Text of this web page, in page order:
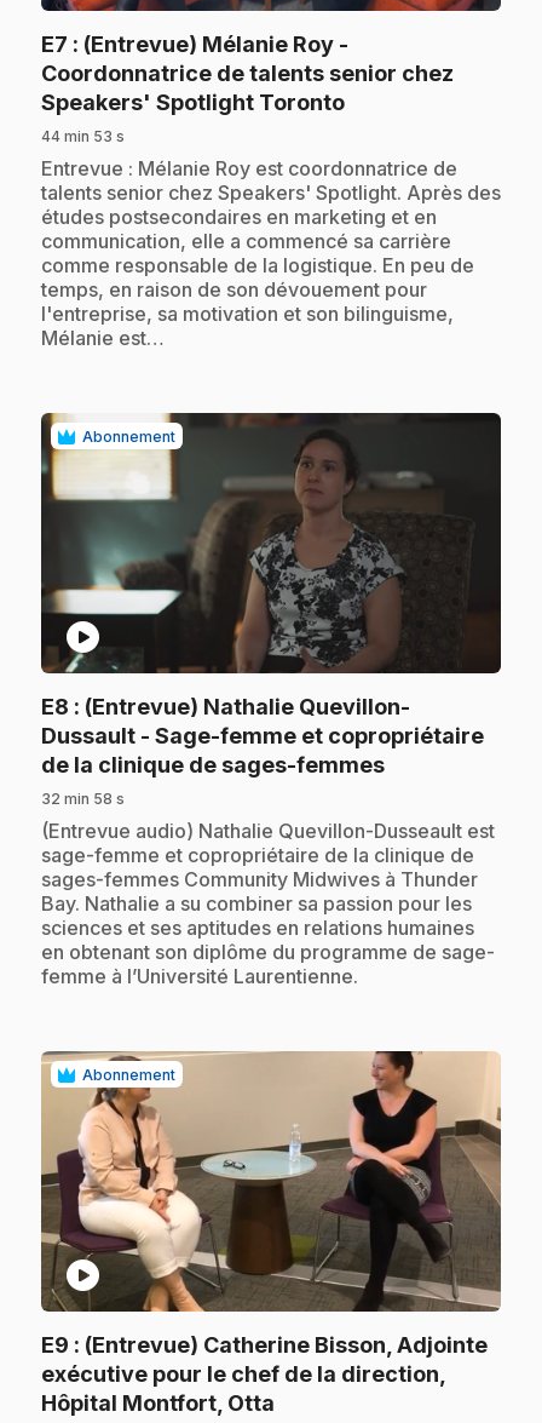
E7 : (Entrevue) Mélanie Roy -
Coordonnatrice de talents senior chez
Speakers' Spotlight Toronto.
44 min 53 s
.Entrevue : Mélanie Roy est coordonnatrice de
talents senior chez Speakers' Spotlight. Après des
études postsecondaires en marketing et en
communication, elle a commencé sa carrière
comme responsable de la logistique. En peu de
temps, en raison de son dévouement pour
l'entreprise, sa motivation et son bilinguisme,
Mélanie est…
Abonnement
play_circle
E8 : (Entrevue) Nathalie Quevillon-
Dussault - Sage-femme et copropriétaire
de la clinique de sages-femmes.
32 min 58 s
.(Entrevue audio) Nathalie Quevillon-Dusseault est
sage-femme et copropriétaire de la clinique de
sages-femmes Community Midwives à Thunder
Bay. Nathalie a su combiner sa passion pour les
sciences et ses aptitudes en relations humaines
en obtenant son diplôme du programme de sage-
femme à l’Université Laurentienne.
Abonnement
play_circle
E9 : (Entrevue) Catherine Bisson, Adjointe
exécutive pour le chef de la direction,
Hôpital Montfort, Otta